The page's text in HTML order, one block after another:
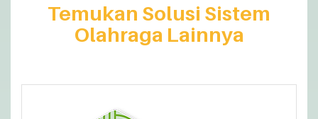
Temukan Solusi Sistem
Olahraga Lainnya